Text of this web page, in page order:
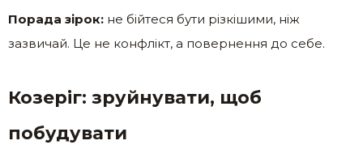
Порада зірок: не бійтеся бути різкішими, ніж
зазвичай. Це не конфлікт, а повернення до себе.
Козеріг: зруйнувати, щоб
побудувати